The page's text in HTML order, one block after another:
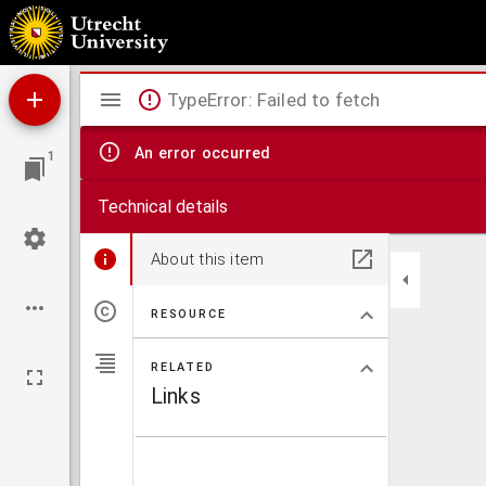
Uitvoerige mededeelingen omtrent het gewigtig werk der katholieke gezellen-
1
Mirador
viewer
TypeError: Failed to fetch
An error occurred
Technical details
About this item
RESOURCE
RELATED
Links